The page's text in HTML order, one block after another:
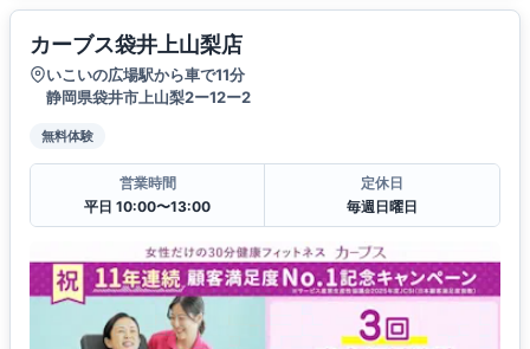
カーブス袋井上山梨店
いこいの広場駅から車で11分
静岡県袋井市上山梨2ー12ー2
無料体験
営業時間
平日 10:00〜13:00
定休日
毎週日曜日